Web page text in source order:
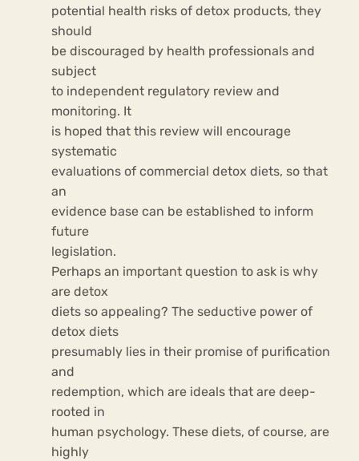
potential health risks of detox products, they
should
be discouraged by health professionals and
subject
to independent regulatory review and
monitoring. It
is hoped that this review will encourage
systematic
evaluations of commercial detox diets, so that
an
evidence base can be established to inform
future
legislation.
Perhaps an important question to ask is why
are detox
diets so appealing? The seductive power of
detox diets
presumably lies in their promise of purification
and
redemption, which are ideals that are deep-
rooted in
human psychology. These diets, of course, are
highly